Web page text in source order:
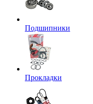
Подшипники
Прокладки